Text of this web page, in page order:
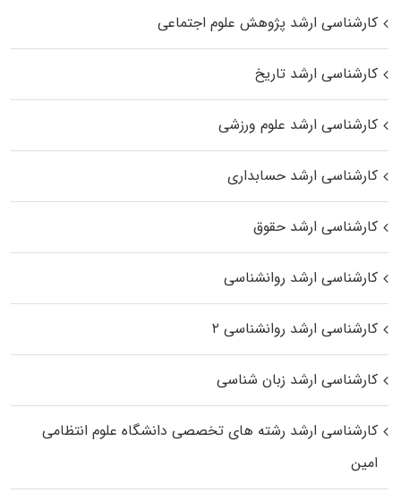
کارشناسی ارشد پژوهش علوم اجتماعی
کارشناسی ارشد تاریخ
کارشناسی ارشد علوم ورزشی
کارشناسی ارشد حسابداری
کارشناسی ارشد حقوق
کارشناسی ارشد روانشناسی
کارشناسی ارشد روانشناسی ۲
کارشناسی ارشد زبان شناسی
کارشناسی ارشد رﺷﺘﻪ ﻫﺎی تخصصی داﻧﺸﮕﺎه ﻋﻠﻮم انتظامی
اﻣﻴﻦ